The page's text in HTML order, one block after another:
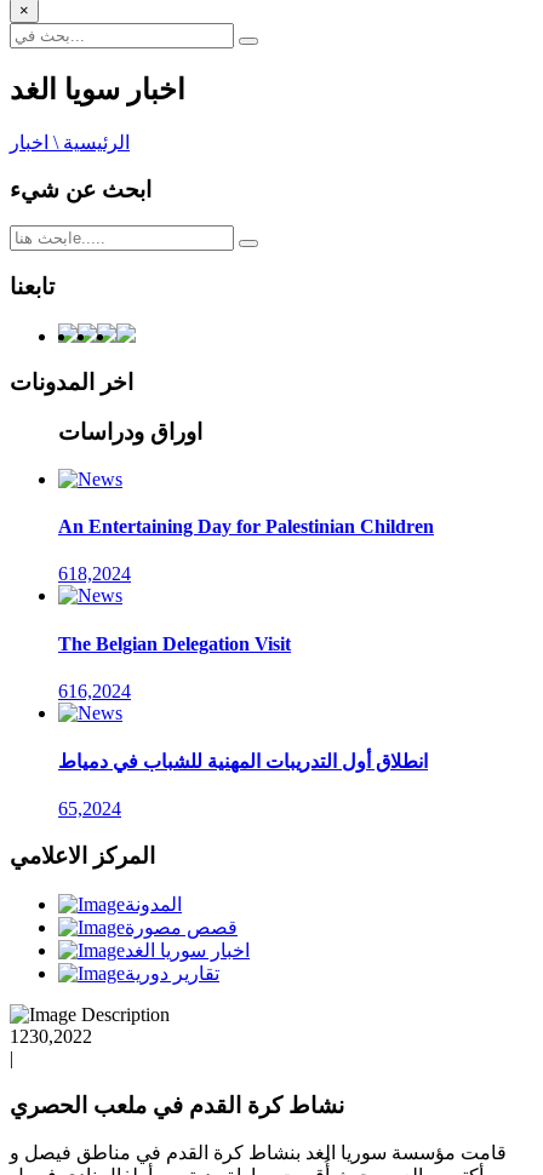
×
اخبار سويا الغد
الرئيسية \ اخبار
ابحث عن شيء
تابعنا
اخر المدونات
اوراق ودراسات
An Entertaining Day for Palestinian Children
618,2024
The Belgian Delegation Visit
616,2024
انطلاق أول التدريبات المهنية للشباب في دمياط
65,2024
المركز الاعلامي
المدونة
قصص مصورة
اخبار سوريا الغد
تقارير دورية
1230,2022
|
نشاط كرة القدم في ملعب الحصري
قامت مؤسسة سوريا الغد بنشاط كرة القدم في مناطق فيصل و